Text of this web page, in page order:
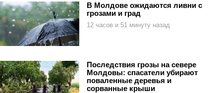
В Молдове ожидаются ливни с
грозами и град
12 часов и 51 минуту назад
Последствия грозы на севере
Молдовы: спасатели убирают
поваленные деревья и
сорванные крыши